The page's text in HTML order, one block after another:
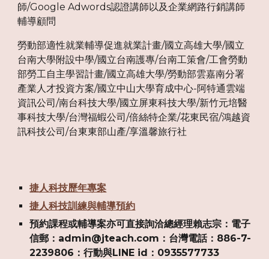
師/Google Adwords認證講師以及企業網路行銷講師
輔導顧問
勞動部適性就業輔導促進就業計畫/國立高雄大學/國立
台南大學附設中學/國立台南護專/台南工策會/工會勞動
部勞工自主學習計畫/國立高雄大學/勞動部雲嘉南分署
產業人才投資方案/國立中山大學育成中心-阿特通雲端
資訊公司/南台科技大學/國立屏東科技大學/新竹元培醫
事科技大學/台灣福蝦公司/倍絲特企業/花東民宿/鴻越資
訊科技公司/台東東部山產/享溫馨旅行社
捷人科技歷年專案
捷人科技訓練與輔導預約
預約課程或輔導案亦可直接詢洽總經理賴志宗：電子
信郵：admin@jteach.com：台灣電話：886-7-
2239806：行動與LINE id：0935577733